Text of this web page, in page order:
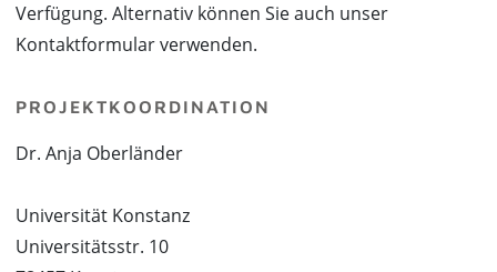
Verfügung. Alternativ können Sie auch unser
Kontaktformular verwenden.
PROJEKTKOORDINATION
Dr. Anja Oberländer
Universität Konstanz
Universitätsstr. 10